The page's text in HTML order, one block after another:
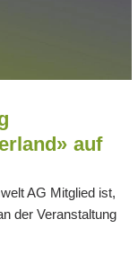
auf
AG Mitglied ist,
der Veranstaltung